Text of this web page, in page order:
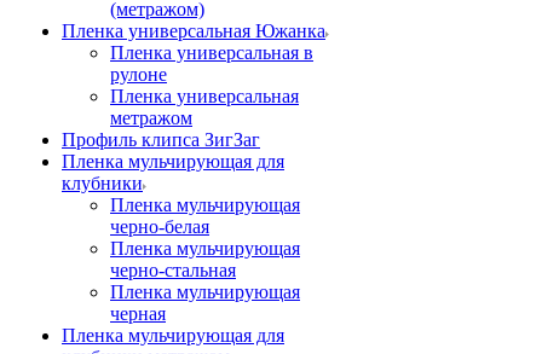
(метражом)
Пленка универсальная Южанка
Пленка универсальная в
рулоне
Пленка универсальная
метражом
Профиль клипса ЗигЗаг
Пленка мульчирующая для
клубники
Пленка мульчирующая
черно-белая
Пленка мульчирующая
черно-стальная
Пленка мульчирующая
черная
Пленка мульчирующая для